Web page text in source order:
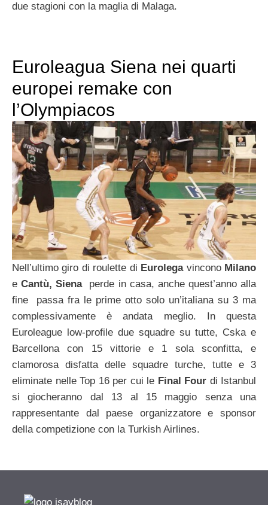
due stagioni con la maglia di Malaga.
Euroleagua Siena nei quarti
europei remake con
l’Olympiacos
Nell’ultimo giro di roulette di Eurolegavincono Milano
e Cantù, Siena
perde in casa, anche quest’anno alla
fine passa fra le prime otto solo un’italiana su 3 ma
complessivamente è andata meglio. In questa
Euroleague low-profile due squadre su tutte, Cska e
Barcellona con 15 vittorie e 1 sola sconfitta, e
clamorosa disfatta delle squadre turche, tutte e 3
eliminate nelle Top 16 per cui le Final Four di Istanbul
si giocheranno dal 13 al 15 maggio senza una
rappresentante dal paese organizzatore e sponsor
della competizione con la Turkish Airlines.